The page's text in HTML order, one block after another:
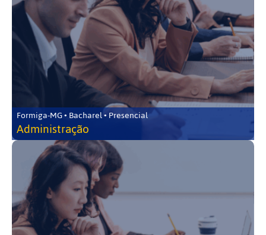
Formiga-MG • Bacharel • Presencial
Administração